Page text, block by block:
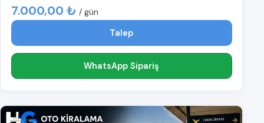
7.000,00 ₺ / gün
Talep
WhatsApp Sipariş